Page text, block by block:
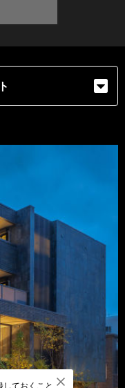
しておくこと